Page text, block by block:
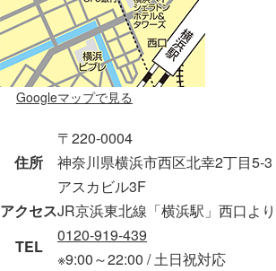
Googleマップで見る
住所
〒220-0004
神奈川県横浜市西区北幸2丁目5-3
アスカビル3F
アクセスJR京浜東北線「横浜駅」西口よ
TEL
0120-919-439
※9:00～22:00 / 土日祝対応